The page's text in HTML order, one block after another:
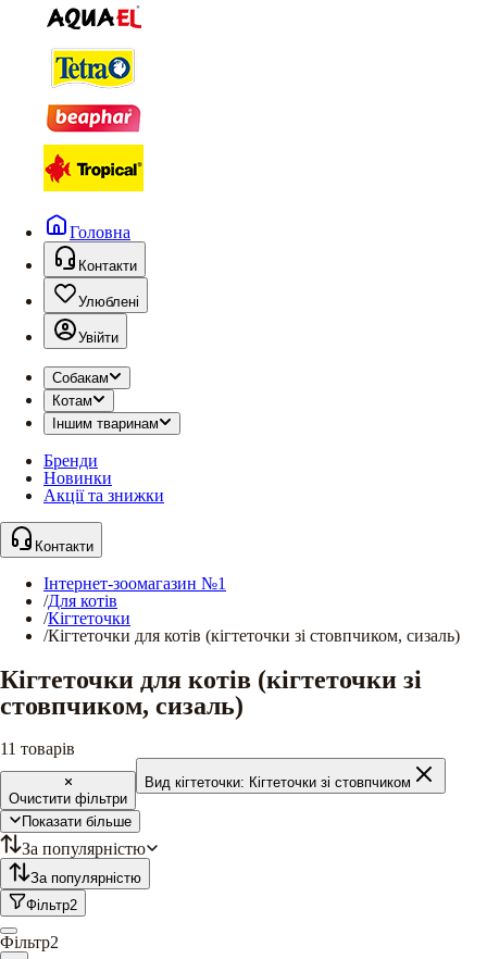
Головна
Контакти
Улюблені
Увійти
Собакам
Котам
Іншим тваринам
Бренди
Новинки
Акції та знижки
Контакти
Інтернет-зоомагазин №1
/Для котів
/Кігтеточки
/Кігтеточки для котів (кігтеточки зі стовпчиком, сизаль)
Кігтеточки для котів (кігтеточки зі
стовпчиком, сизаль)
11 товарів
Очистити фільтри
Вид кігтеточки: Кігтеточки зі стовпчиком
Показати більше
За популярністю
За популярністю
Фільтр2
Фільтр2